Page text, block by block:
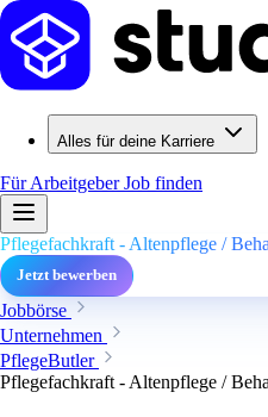
Alles für deine Karriere
Für ArbeitgeberJob finden
Pflegefachkraft - Altenpflege /
Jetzt bewerben
Jobbörse
Unternehmen
PflegeButler
Pflegefachkraft - Altenpflege /